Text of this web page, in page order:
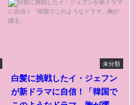
未分類
白髪に挑戦したイ・ジェフン
が新ドラマに自信！「韓国で